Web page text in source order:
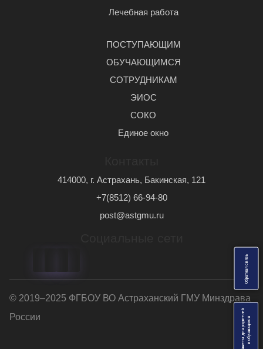
О
б
р
а
т
н
а
я
с
в
я
з
ь
Анкеты для родителей иобучающихс
я
Лечебная работа
ПОСТУПАЮЩИМ
ОБУЧАЮЩИМСЯ
СОТРУДНИКАМ
ЭИОС
СОКО
Единое окно
414000, г. Астрахань, Бакинская, 121
+7(8512) 66-94-80
post@astgmu.ru
© 2019–2025 ФГБОУ ВО Астраханский ГМУ Минздрава
России